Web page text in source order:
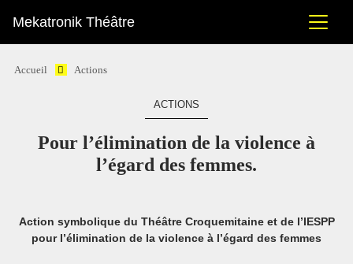
Mekatronik Théâtre
Accueil Actions
ACTIONS
Pour l’élimination de la violence à
l’égard des femmes.
Action symbolique du Théâtre Croquemitaine et de l’IESPP
pour l’élimination de la violence à l’égard des femmes